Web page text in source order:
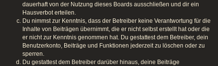
dauerhaft von der Nutzung dieses Boards ausschließen und dir ein
Hausverbot erteilen.
Du nimmst zur Kenntnis, dass der Betreiber keine Verantwortung für die
Inhalte von Beiträgen übernimmt, die er nicht selbst erstellt hat oder die
er nicht zur Kenntnis genommen hat. Du gestattest dem Betreiber, dein
Benutzerkonto, Beiträge und Funktionen jederzeit zu löschen oder zu
sperren.
Du gestattest dem Betreiber darüber hinaus, deine Beiträge